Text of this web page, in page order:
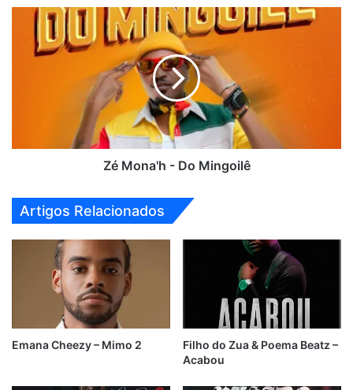
Zé Mona'h - Do Mingoilê
Artigos Relacionados
Emana Cheezy – Mimo 2
Filho do Zua & Poema Beatz –
Acabou